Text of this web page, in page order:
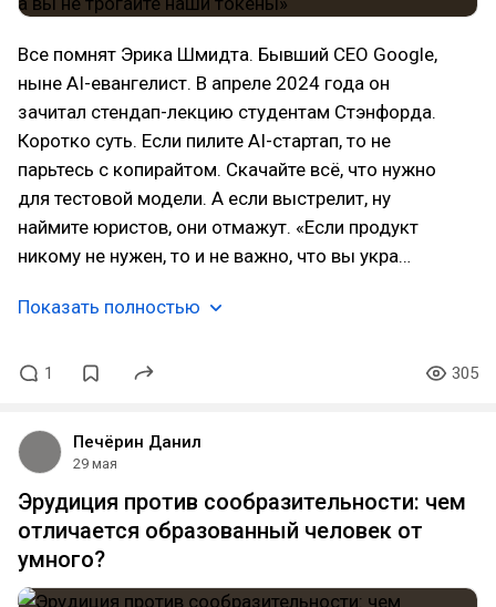
Все помнят Эрика Шмидта. Бывший CEO Google,
ныне AI-евангелист. В апреле 2024 года он
зачитал стендап-лекцию студентам Стэнфорда.
Коротко суть. Если пилите AI-стартап, то не
парьтесь с копирайтом. Скачайте всё, что нужно
для тестовой модели. А если выстрелит, ну
наймите юристов, они отмажут. «Если продукт
никому не нужен, то и не важно, что вы укра…
Показать полностью
1 305
Печёрин Данил
29 мая
Эрудиция против сообразительности: чем
отличается образованный человек от
умного?